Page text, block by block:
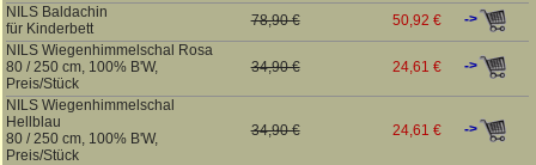
NILS Baldachin
für Kinderbett
78,90 € 50,92 €
->
NILS Wiegenhimmelschal Rosa
80 / 250 cm, 100% B'W,
Preis/Stück
34,90 € 24,61 € ->
NILS Wiegenhimmelschal
Hellblau
80 / 250 cm, 100% B'W,
Preis/Stück
34,90 € 24,61 € ->